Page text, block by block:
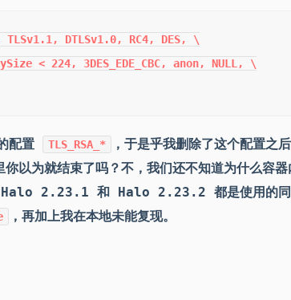
DTLSv1.0, RC4, DES, \
< 224, 3DES_EDE_CBC, anon, NULL, \
配置 TLS_RSA_*
，于是乎我删除了这个配置之
以为就结束了吗？不，我们还不知道为什么容器
Halo 2.23.1 和 Halo 2.23.2 都是使用的
，再加上我在本地未能复现。